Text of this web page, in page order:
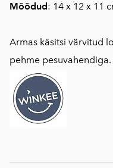
Mõõdud: 14 x 12 x 11
Armas käsitsi värvitud
pehme pesuvahendiga.